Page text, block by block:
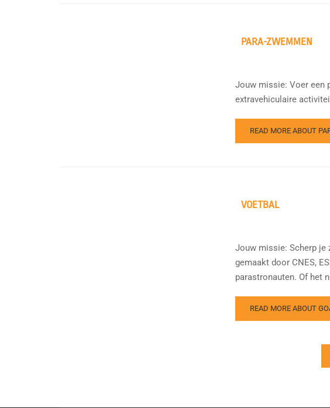
PARA-ZWEMMEN
Jouw missie: Voer een
extravehiculaire
READ MORE ABOUT
VOETBAL
Jouw missie: Scherp je
gemaakt door CNES,
parastronauten. Of het
READ MORE ABOUT